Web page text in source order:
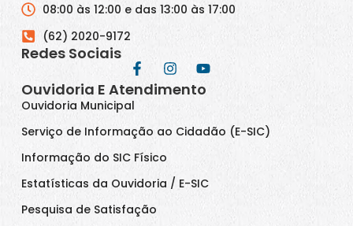
08:00 às 12:00 e das 13:00 às 17:00
(62) 2020-9172
Redes Sociais
Ouvidoria E Atendimento
Ouvidoria Municipal
Serviço de Informação ao Cidadão (E-SIC)
Informação do SIC Físico
Estatísticas da Ouvidoria / E-SIC
Pesquisa de Satisfação